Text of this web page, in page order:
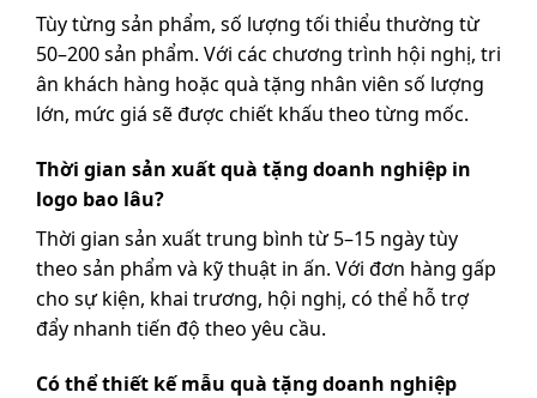
Tùy từng sản phẩm, số lượng tối thiểu thường từ
50–200 sản phẩm. Với các chương trình hội nghị, tri
ân khách hàng hoặc quà tặng nhân viên số lượng
lớn, mức giá sẽ được chiết khấu theo từng mốc.
Thời gian sản xuất quà tặng doanh nghiệp in
logo bao lâu?
Thời gian sản xuất trung bình từ 5–15 ngày tùy
theo sản phẩm và kỹ thuật in ấn. Với đơn hàng gấp
cho sự kiện, khai trương, hội nghị, có thể hỗ trợ
đẩy nhanh tiến độ theo yêu cầu.
Có thể thiết kế mẫu quà tặng doanh nghiệp